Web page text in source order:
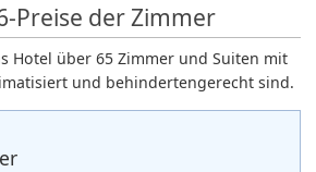
Preise der Zimmer
Hotel über 65 Zimmer und Suiten mit
und behindertengerecht sind.